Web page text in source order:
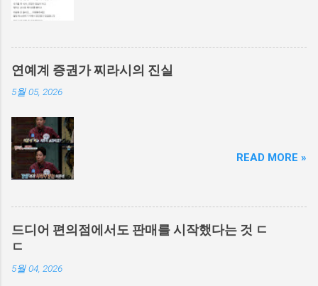
연예계 증권가 찌라시의 진실
5월 05, 2026
READ MORE »
드디어 편의점에서도 판매를 시작했다는 것 ㄷ
ㄷ
5월 04, 2026